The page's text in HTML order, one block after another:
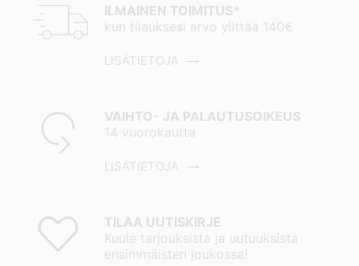
ILMAINEN TOIMITUS*
kun tilauksesi arvo ylittää 140€
LISÄTIETOJA
VAIHTO- JA PALAUTUSOIKEUS
14 vuorokautta
LISÄTIETOJA
TILAA UUTISKIRJE
Kuule tarjouksista ja uutuuksista
ensimmäisten joukossa!